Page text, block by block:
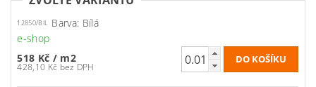
12850/BIL Barva: Bílá
e-shop
518 Kč / m2
428,10 Kč bez DPH